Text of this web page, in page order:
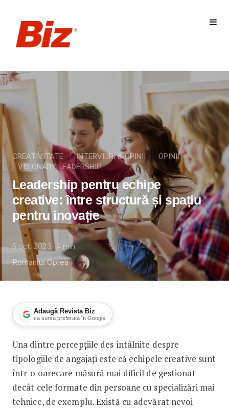
CREATIVITATE INTERVIURI & OPINII
OPINII
VISIONARY LEADERSHIP
Leadership pentru echipe
creative: între structură și spațiu
pentru inovație
5 oct. 2023 4 min
Romanita Oprea
Adaugă Revista Biz
ca sursă preferată în Google
Leadership pentru echipe creative:
Una dintre percepțiile des întâlnite despre
tipologiile de angajați este că echipele creative sunt
într-o oarecare măsură mai dificil de gestionat
decât cele formate din persoane cu specializări mai
tehnice, de exemplu. Există cu adevărat nevoi